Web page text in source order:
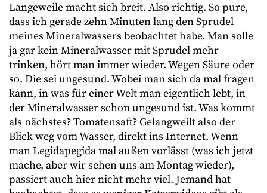
Langeweile macht sich breit. Also richtig. So pure,
dass ich gerade zehn Minuten lang den Sprudel
meines Mineralwassers beobachtet habe. Man solle
ja gar kein Mineralwasser mit Sprudel mehr
trinken, hört man immer wieder. Wegen Säure oder
so. Die sei ungesund. Wobei man sich da mal fragen
kann, in was für einer Welt man eigentlich lebt, in
der Mineralwasser schon ungesund ist. Was kommt
als nächstes? Tomatensaft? Gelangweilt also der
Blick weg vom Wasser, direkt ins Internet. Wenn
man Legidapegida mal außen vorlässt (was ich jetzt
mache, aber wir sehen uns am Montag wieder),
passiert auch hier nicht mehr viel. Jemand hat